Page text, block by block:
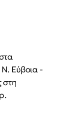
Εύβοια -
στη